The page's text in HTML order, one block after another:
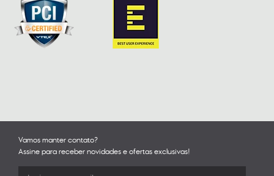
Vamos manter contato?
Assine para receber novidades e ofertas exclusivas!